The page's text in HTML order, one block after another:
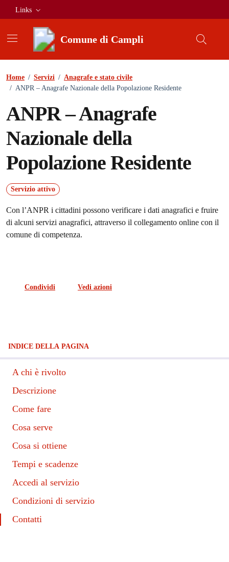
Vai ai contenuti
Vai al footer
Links
Comune di Campli
Home / Servizi / Anagrafe e stato civile
/ ANPR – Anagrafe Nazionale della Popolazione Residente
ANPR – Anagrafe
Nazionale della
Popolazione Residente
Servizio attivo
Con l’ANPR i cittadini possono verificare i dati anagrafici e fruire
di alcuni servizi anagrafici, attraverso il collegamento online con il
comune di competenza.
Condividi Vedi azioni
INDICE DELLA PAGINA
A chi è rivolto
Descrizione
Come fare
Cosa serve
Cosa si ottiene
Tempi e scadenze
Accedi al servizio
Condizioni di servizio
Contatti